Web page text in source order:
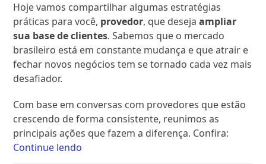
Hoje vamos compartilhar algumas estratégias
práticas para você, provedor, que desejaampliar
sua base de clientes. Sabemos que o mercado
brasileiro está em constante mudança e que atrair e
fechar novos negócios tem se tornado cada vez mais
desafiador.
Com base em conversas com provedores que estão
crescendo de forma consistente, reunimos as
principais ações que fazem a diferença. Confira:
Continue lendo